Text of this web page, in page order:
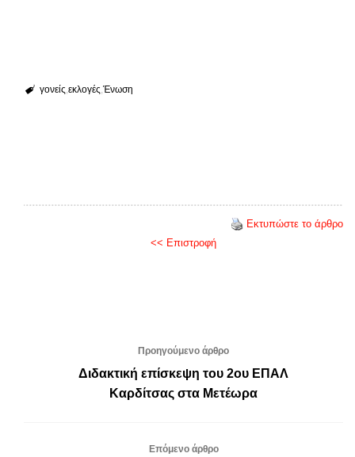
γονείς εκλογές Ένωση
Εκτυπώστε το άρθρο
<< Επιστροφή
Προηγούμενο άρθρο
Διδακτική επίσκεψη του 2ου ΕΠΑΛ
Καρδίτσας στα Μετέωρα
Επόμενο άρθρο